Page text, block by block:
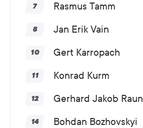
7 Rasmus Tamm
8 Jan Erik Vain
10 Gert Karropach
11 Konrad Kurm
12 Gerhard Jakob Raun
14 Bohdan Bozhovskyi